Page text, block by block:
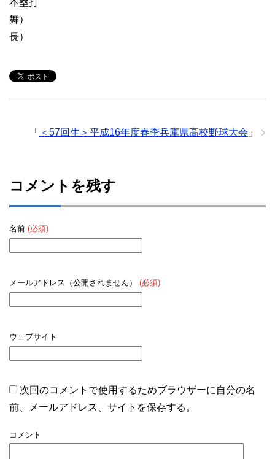
本塁打
舞）
長）
「 ＜57回生＞平成16年度春季兵庫県高校野球大会 」
コメントを残す
名前 (必須)
メールアドレス（公開されません） (必須)
ウェブサイト
次回のコメントで使用するためブラウザーに自分の名
前、メールアドレス、サイトを保存する。
コメント